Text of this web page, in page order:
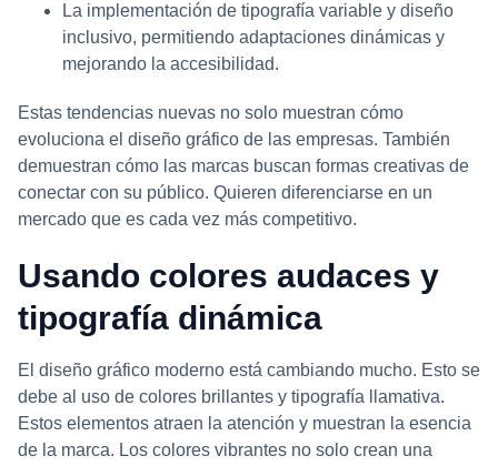
La implementación de tipografía variable y diseño
inclusivo, permitiendo adaptaciones dinámicas y
mejorando la accesibilidad.
Estas tendencias nuevas no solo muestran cómo
evoluciona el diseño gráfico de las empresas. También
demuestran cómo las marcas buscan formas creativas de
conectar con su público. Quieren diferenciarse en un
mercado que es cada vez más competitivo.
Usando colores audaces y
tipografía dinámica
El diseño gráfico moderno está cambiando mucho. Esto se
debe al uso de colores brillantes y tipografía llamativa.
Estos elementos atraen la atención y muestran la esencia
de la marca. Los colores vibrantes no solo crean una